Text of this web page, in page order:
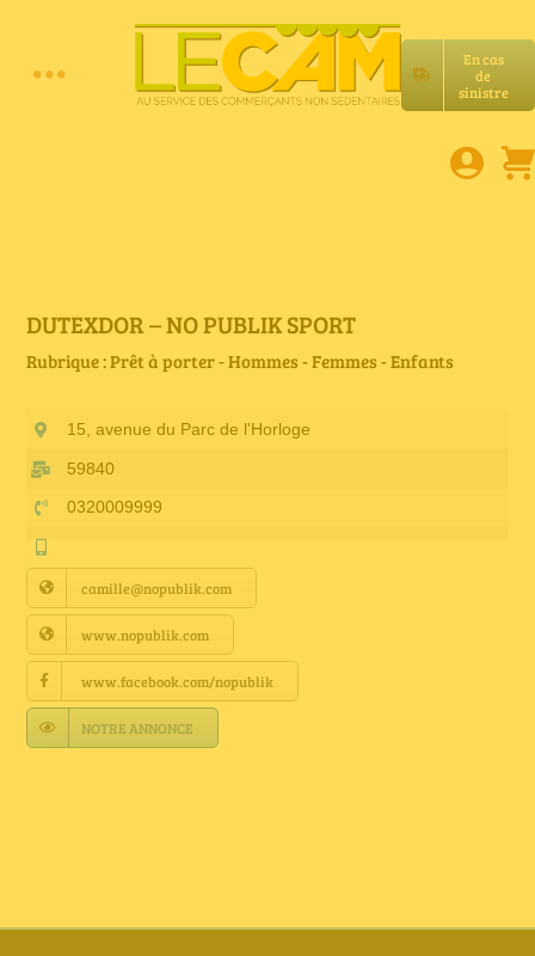
En cas
de
sinistre
Toggle
E-book
Petites annonces
Annuaire Fournisseurs
Actualités
Contact
DUTEXDOR – NO PUBLIK SPORT
Rubrique : Prêt à porter - Hommes - Femmes - Enfants
15, avenue du Parc de l'Horloge
59840
0320009999
camille@nopublik.com
www.nopublik.com
www.facebook.com/nopublik
NOTRE ANNONCE